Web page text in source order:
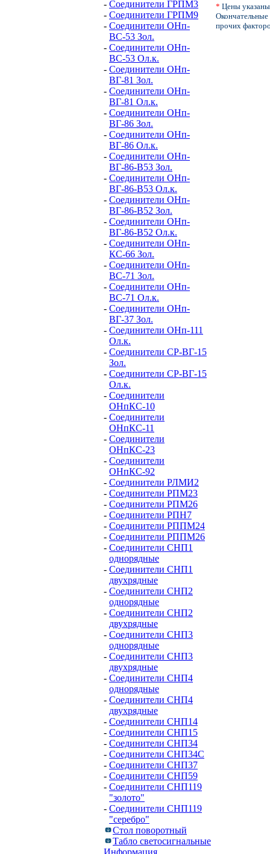
- Соединители ГРПМ3
- Соединители ГРПМ9
- Соединители ОНп-
ВС-53 Зол.
- Соединители ОНп-
ВС-53 Ол.к.
- Соединители ОНп-
ВГ-81 Зол.
- Соединители ОНп-
ВГ-81 Ол.к.
- Соединители ОНп-
ВГ-86 Зол.
- Соединители ОНп-
ВГ-86 Ол.к.
- Соединители ОНп-
ВГ-86-В53 Зол.
- Соединители ОНп-
ВГ-86-В53 Ол.к.
- Соединители ОНп-
ВГ-86-В52 Зол.
- Соединители ОНп-
ВГ-86-В52 Ол.к.
- Соединители ОНп-
КС-66 Зол.
- Соединители ОНп-
ВС-71 Зол.
- Соединители ОНп-
ВС-71 Ол.к.
- Соединители ОНп-
ВГ-37 Зол.
- Соединители ОНп-111
Ол.к.
- Соединители СР-ВГ-15
Зол.
- Соединители СР-ВГ-15
Ол.к.
- Соединители
ОНпКС-10
- Соединители
ОНпКС-11
- Соединители
ОНпКС-23
- Соединители
ОНпКС-92
- Соединители РЛМИ2
- Соединители РПМ23
- Соединители РПМ26
- Соединители РПН7
- Соединители РППМ24
- Соединители РППМ26
- Соединители СНП1
однорядные
- Соединители СНП1
двухрядные
- Соединители СНП2
однорядные
- Соединители СНП2
двухрядные
- Соединители СНП3
однорядные
- Соединители СНП3
двухрядные
- Соединители СНП4
однорядные
- Соединители СНП4
двухрядные
- Соединители СНП14
- Соединители СНП15
- Соединители СНП34
- Соединители СНП34С
- Соединители СНП37
- Соединители СНП59
- Соединители СНП119
"золото"
- Соединители СНП119
"серебро"
Стол поворотный
Табло светосигнальные
Информация
* Цены
Окончательные
прочих